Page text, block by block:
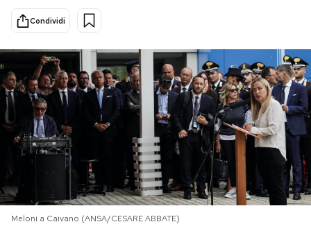
Sport
PODCAST
NEWSLETTER
I MIEI PREFERITI
SHOP
Condividi
Meloni a Caivano (ANSA/CESARE ABBATE)